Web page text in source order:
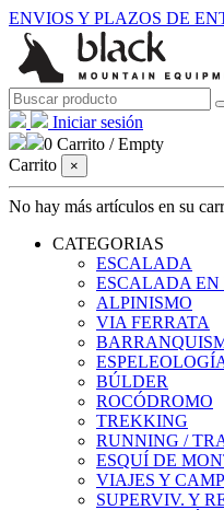
ENVIOS Y PLAZOS DE
Iniciar sesión
0 Carrito /Empty
Carrito
×
No hay más artículos en su
CATEGORIAS
ESCALADA
ESCALADA EN
ALPINISMO
VIA FERRATA
BÚLDER
ROCÓDROMO
TREKKING
RUNNING /
ESQUÍ DE
VIAJES Y
SUPERVIV. Y